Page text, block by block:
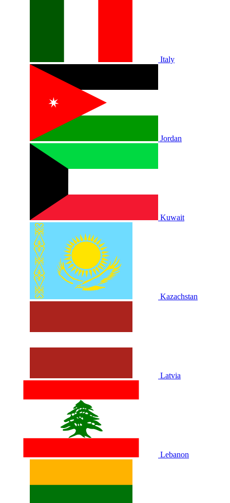
Italy
Jordan
Kuwait
Kazachstan
Latvia
Lebanon